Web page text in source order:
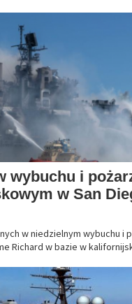
wybuchu i
w San
w niedzielnym wybuchu i
Richard w bazie w